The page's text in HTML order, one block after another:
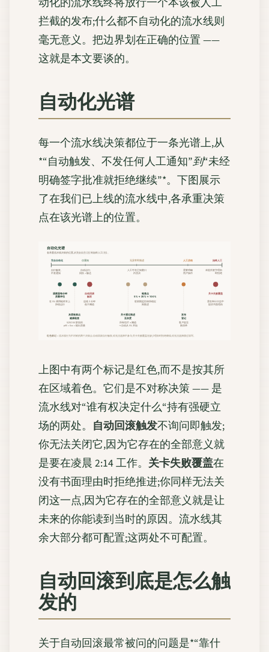
拦截的发布;什么都不自动化的流水线则
毫无意义。把边界划在正确的位置 ——
这就是本文要谈的。
自动化光谱
每一个流水线决策都位于一条光谱上,从
*“自动触发、不发任何人工通知”到“未经
明确签字批准就拒绝继续”*。下图展示
了在我们已上线的流水线中,各承重决策
点在该光谱上的位置。
自动化光谱
各承重流水线决策的位置,从完全自主(左)到始终人工(右)。
完全自动化
自行触发,
不发通知
仅通知
自动运行;
回执 + 触达
无异常即推进
人工可在已知窗口
内否决
人工启动
需要明确
用户操作
始终人工
未提供签字理由
即拒绝
观察器每分钟
质量评估
在 5% 调用链样本上
持续运行
灰度检查点
健康检查
5/25/100 阶段的
p95 + 5xx + 输出质量
自动回滚
触发
连续 3 分钟
低于阈值
关卡通过推进
至灰度
所有切片 ≥ 阈值
→ 自动从 5% 开始
检查点
5% → 25% → 100%
驻留期监控保持稳定
则推进
发布
登记
客户提交
新清单
关卡失败覆盖
需在审计日志中
提供书面理由
红色标记 = 流水线行为不对称的两个决策点:自动回滚自行触发,你无法选择不参与;关卡失败覆盖在缺少理由时拒绝继续,你无法选择跳过填写。
上图中有两个标记是红色,而不是按其所
在区域着色。它们是不对称决策 —— 是
流水线对“谁有权决定什么“持有强硬立
场的两处。 自动回滚触发不询问即触发;
你无法关闭它,因为它存在的全部意义就
是要在凌晨 2:14 工作。 关卡失败覆盖在
没有书面理由时拒绝推进;你同样无法关
闭这一点,因为它存在的全部意义就是让
未来的你能读到当时的原因。流水线其
余大部分都可配置;这两处不可配置。
自动回滚到底是怎么触
发的
关于自动回滚最常被问的问题是*“靠什